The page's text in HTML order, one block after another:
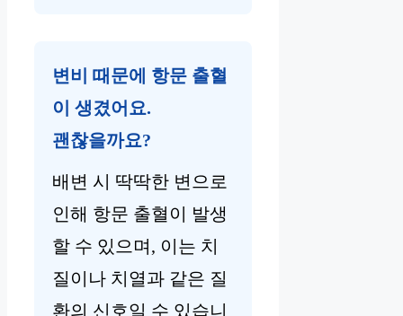
변비 때문에 항문 출혈
이 생겼어요.
괜찮을까요?
배변 시 딱딱한 변으로
인해 항문 출혈이 발생
할 수 있으며, 이는 치
질이나 치열과 같은 질
환의 신호일 수 있습니